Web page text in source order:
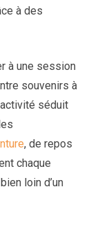
à des
à une session
souvenirs à
séduit
, de repos
chaque
loin d’un